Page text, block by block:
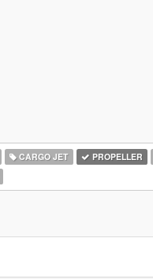
CARGO JET PROPELLER